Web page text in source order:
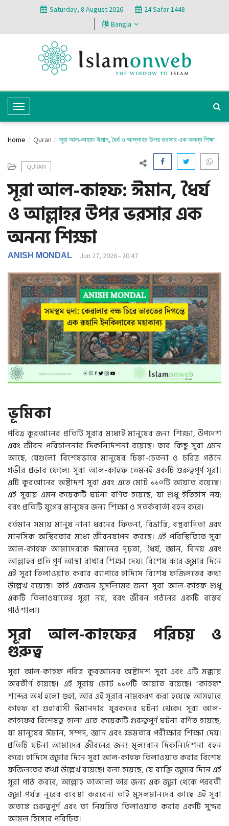
Saturday, 8 August 2026
24 Safar 1448
Bangla
T
o
g
e
N
a
i
g
a
t
o
n
Home Quran সূরা আল-কাহফ: ঈমান, ধৈর্য ও আল্লাহর উপর ভরসার এক অনন্য শিক্ষা
QURAN
সূরা আল-কাহফ: ঈমান, ধৈর্য
ও আল্লাহর উপর ভরসার এক
অনন্য শিক্ষা
ANISH MONDAL Jun 27, 2026 - 20:47
ভূমিকা
পবিত্র কুরআনের প্রতিটি সূরার মধ্যেই মানুষের জন্য শিক্ষা, উপদেশ
এবং জীবন পরিচালনার দিকনির্দেশনা রয়েছে। তবে কিছু সূরা এমন
আছে, যেগুলো বিশেষভাবে মানুষের চিন্তা-চেতনা ও চরিত্র গঠনে
গভীর প্রভাব ফেলে। সূরা আল-কাহফ তেমনই একটি গুরুত্বপূর্ণ সূরা।
এটি কুরআনের অষ্টাদশ সূরা এবং এতে মোট ১১০টি আয়াত রয়েছে।
এই সূরায় এমন কয়েকটি ঘটনা বর্ণিত হয়েছে, যা শুধু ইতিহাস নয়;
বরং প্রতিটি যুগের মানুষের জন্য শিক্ষা ও সতর্কবার্তা বহন করে।
বর্তমান সময়ে মানুষ নানা ধরনের ফিতনা, বিভ্রান্তি, বস্তুবাদিতা এবং
মানসিক অস্থিরতার মধ্যে জীবনযাপন করছে। এই পরিস্থিতিতে সূরা
আল-কাহফ আমাদেরকে ঈমানের দৃঢ়তা, ধৈর্য, জ্ঞান, বিনয় এবং
আল্লাহর প্রতি পূর্ণ আস্থা রাখার শিক্ষা দেয়। বিশেষ করে জুমার দিনে
এই সূরা তিলাওয়াত করার ব্যাপারে হাদিসে বিশেষ ফজিলতের কথা
উল্লেখ রয়েছে। তাই একজন মুসলিমের জন্য সূরা আল-কাহফ শুধু
একটি তিলাওয়াতের সূরা নয়, বরং জীবন গঠনের একটি বাস্তব
পাঠশালা।
সূরা আল-কাহফের পরিচয় ও
গুরুত্ব
সূরা আল-কাহফ পবিত্র কুরআনের অষ্টাদশ সূরা এবং এটি মক্কায়
অবতীর্ণ হয়েছে। এই সূরায় মোট ১১০টি আয়াত রয়েছে। "কাহফ"
শব্দের অর্থ হলো গুহা, আর এই সূরার নামকরণ করা হয়েছে আসহাবে
কাহফ বা গুহাবাসী ঈমানদার যুবকদের ঘটনা থেকে। সূরা আল-
কাহফের বিশেষত্ব হলো এতে কয়েকটি গুরুত্বপূর্ণ ঘটনা বর্ণিত হয়েছে,
যা মানুষের ঈমান, সম্পদ, জ্ঞান এবং ক্ষমতার পরীক্ষার শিক্ষা দেয়।
প্রতিটি ঘটনা আমাদের জীবনের জন্য মূল্যবান দিকনির্দেশনা বহন
করে। হাদিসে জুমার দিনে সূরা আল-কাহফ তিলাওয়াত করার বিশেষ
ফজিলতের কথা উল্লেখ রয়েছে। বলা হয়েছে, যে ব্যক্তি জুমার দিনে এই
সূরা পাঠ করবে, আল্লাহ তাআলা তার জন্য এক জুমা থেকে পরবর্তী
জুমা পর্যন্ত নূরের ব্যবস্থা করবেন। তাই মুসলমানদের কাছে এই সূরা
অত্যন্ত গুরুত্বপূর্ণ এবং তা নিয়মিত তিলাওয়াত করার একটি সুন্দর
আমল হিসেবে পরিচিত।